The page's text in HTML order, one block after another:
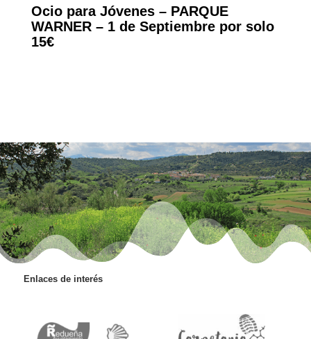
Ocio para Jóvenes – PARQUE
WARNER – 1 de Septiembre por solo
15€
Enlaces de interés